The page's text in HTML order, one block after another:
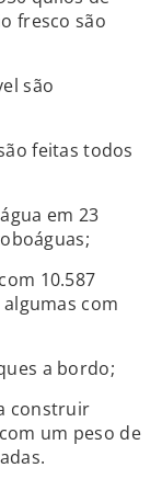
fresco são
são
feitas todos
em 23
10.587
com
a bordo;
construir
um peso de